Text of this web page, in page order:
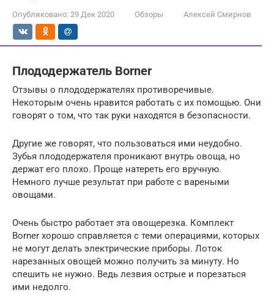
Опубликовано: 29 Дек 2020 Обзоры Алексей Смирнов
Плододержатель Borner
Отзывы о плододержателях противоречивые.
Некоторым очень нравится работать с их помощью. Они
говорят о том, что так руки находятся в безопасности.
Другие же говорят, что пользоваться ими неудобно.
Зубья плододержателя проникают внутрь овоща, но
держат его плохо. Проще натереть его вручную.
Немного лучше результат при работе с вареными
овощами.
Очень быстро работает эта овощерезка. Комплект
Borner хорошо справляется с теми операциями, которых
не могут делать электрические приборы. Лоток
нарезанных овощей можно получить за минуту. Но
спешить не нужно. Ведь лезвия острые и порезаться
ими недолго.